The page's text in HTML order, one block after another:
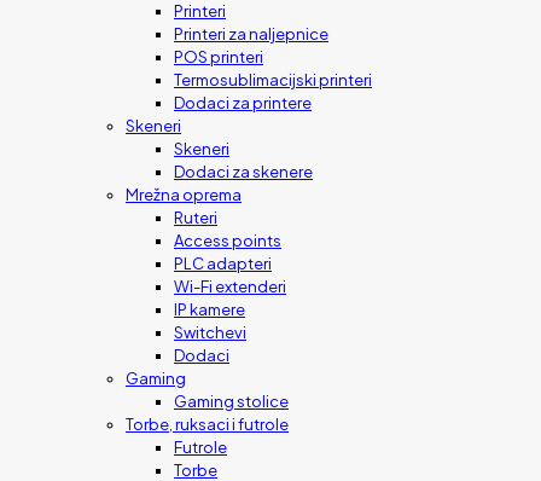
Printeri
Printeri za naljepnice
POS printeri
Termosublimacijski printeri
Dodaci za printere
Skeneri
Skeneri
Dodaci za skenere
Mrežna oprema
Ruteri
Access points
PLC adapteri
Wi-Fi extenderi
IP kamere
Switchevi
Dodaci
Gaming
Gaming stolice
Torbe, ruksaci i futrole
Futrole
Torbe